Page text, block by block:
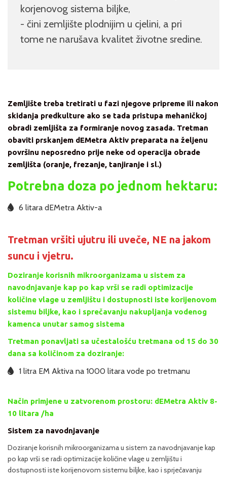
korjenovog sistema biljke,
- čini zemljište plodnijim u cjelini, a pri
tome ne narušava kvalitet životne sredine.
Zemljište treba tretirati u fazi njegove pripreme ili nakon
skidanja predkulture ako se tada pristupa mehaničkoj
obradi zemljišta za formiranje novog zasada. Tretman
obaviti prskanjem dEMetra Aktiv preparata na željenu
površinu neposredno prije neke od operacija obrade
zemljišta (oranje, frezanje, tanjiranje i sl.)
Potrebna doza po jednom hektaru:
6 litara dEMetra Aktiv-a
Tretman vršiti ujutru ili uveče, NE na jakom
suncu i vjetru.
Doziranje korisnih mikroorganizama u sistem za
navodnjavanje kap po kap vrši se radi optimizacije
količine vlage u zemljištu i dostupnosti iste korijenovom
sistemu biljke, kao i sprečavanju nakupljanja vodenog
kamenca unutar samog sistema
Tretman ponavljati sa učestalošću tretmana od 15 do 30
dana sa količinom za doziranje:
1 litra EM Aktiva na 1000 litara vode po tretmanu
Način primjene u zatvorenom prostoru: dEMetra Aktiv 8-
10 litara /ha
Sistem za navodnjavanje
Doziranje korisnih mikroorganizama u sistem za navodnjavanje kap
po kap vrši se radi optimizacije količine vlage u zemljištu i
dostupnosti iste korijenovom sistemu biljke, kao i sprječavanju